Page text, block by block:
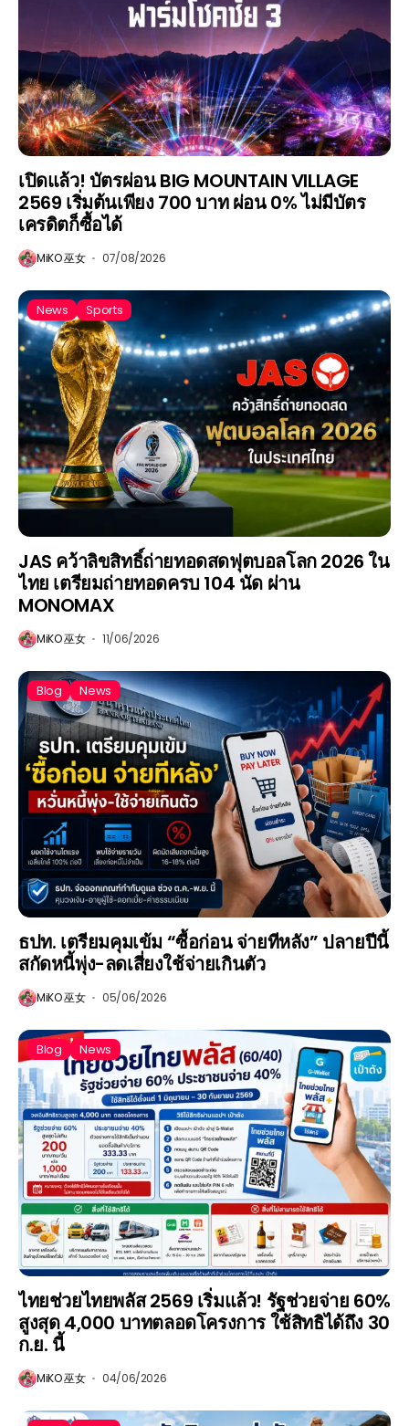
เปิดแล้ว! บัตรผ่อน BIG MOUNTAIN VILLAGE
2569 เริ่มต้นเพียง 700 บาท ผ่อน 0% ไม่มีบัตร
เครดิตก็ซื้อได้
MiKO 巫女 07/08/2026
News Sports
JAS คว้าลิขสิทธิ์ถ่ายทอดสดฟุตบอลโลก 2026 ใน
ไทย เตรียมถ่ายทอดครบ 104 นัด ผ่าน
MONOMAX
MiKO 巫女 11/06/2026
Blog News
ธปท. เตรียมคุมเข้ม “ซื้อก่อน จ่ายทีหลัง” ปลายปีนี้
สกัดหนี้พุ่ง-ลดเสี่ยงใช้จ่ายเกินตัว
MiKO 巫女 05/06/2026
Blog News
ไทยช่วยไทยพลัส 2569 เริ่มแล้ว! รัฐช่วยจ่าย 60%
สูงสุด 4,000 บาทตลอดโครงการ ใช้สิทธิได้ถึง 30
ก.ย. นี้
MiKO 巫女 04/06/2026